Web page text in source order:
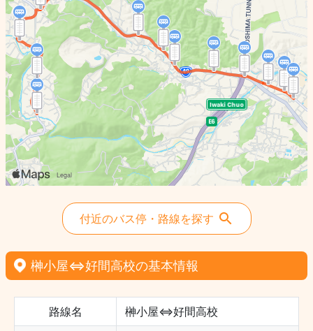
付近のバス停・路線を探す
榊小屋⇔好間高校の基本情報
路線名 榊小屋⇔好間高校